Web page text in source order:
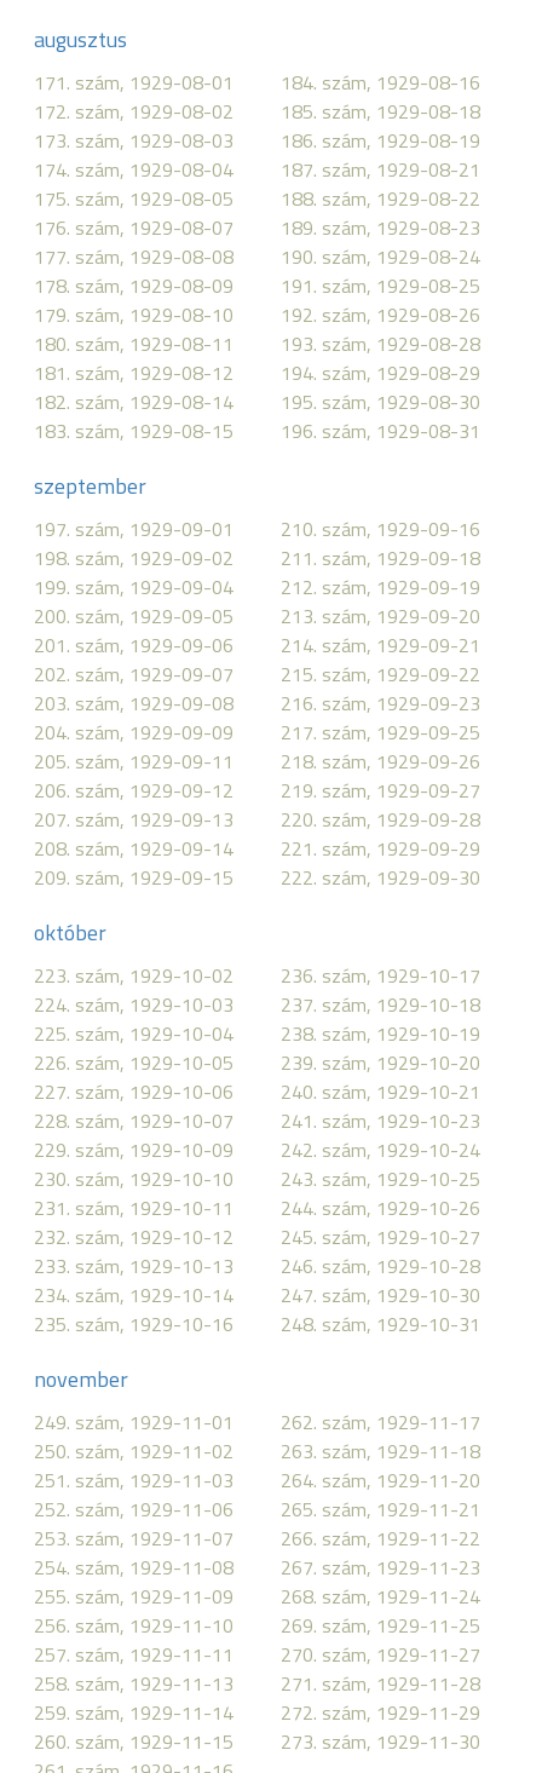
augusztus
171. szám, 1929-08-01
172. szám, 1929-08-02
173. szám, 1929-08-03
174. szám, 1929-08-04
175. szám, 1929-08-05
176. szám, 1929-08-07
177. szám, 1929-08-08
178. szám, 1929-08-09
179. szám, 1929-08-10
180. szám, 1929-08-11
181. szám, 1929-08-12
182. szám, 1929-08-14
183. szám, 1929-08-15
184. szám, 1929-08-16
185. szám, 1929-08-18
186. szám, 1929-08-19
187. szám, 1929-08-21
188. szám, 1929-08-22
189. szám, 1929-08-23
190. szám, 1929-08-24
191. szám, 1929-08-25
192. szám, 1929-08-26
193. szám, 1929-08-28
194. szám, 1929-08-29
195. szám, 1929-08-30
196. szám, 1929-08-31
szeptember
197. szám, 1929-09-01
198. szám, 1929-09-02
199. szám, 1929-09-04
200. szám, 1929-09-05
201. szám, 1929-09-06
202. szám, 1929-09-07
203. szám, 1929-09-08
204. szám, 1929-09-09
205. szám, 1929-09-11
206. szám, 1929-09-12
207. szám, 1929-09-13
208. szám, 1929-09-14
209. szám, 1929-09-15
210. szám, 1929-09-16
211. szám, 1929-09-18
212. szám, 1929-09-19
213. szám, 1929-09-20
214. szám, 1929-09-21
215. szám, 1929-09-22
216. szám, 1929-09-23
217. szám, 1929-09-25
218. szám, 1929-09-26
219. szám, 1929-09-27
220. szám, 1929-09-28
221. szám, 1929-09-29
222. szám, 1929-09-30
október
223. szám, 1929-10-02
224. szám, 1929-10-03
225. szám, 1929-10-04
226. szám, 1929-10-05
227. szám, 1929-10-06
228. szám, 1929-10-07
229. szám, 1929-10-09
230. szám, 1929-10-10
231. szám, 1929-10-11
232. szám, 1929-10-12
233. szám, 1929-10-13
234. szám, 1929-10-14
235. szám, 1929-10-16
236. szám, 1929-10-17
237. szám, 1929-10-18
238. szám, 1929-10-19
239. szám, 1929-10-20
240. szám, 1929-10-21
241. szám, 1929-10-23
242. szám, 1929-10-24
243. szám, 1929-10-25
244. szám, 1929-10-26
245. szám, 1929-10-27
246. szám, 1929-10-28
247. szám, 1929-10-30
248. szám, 1929-10-31
november
249. szám, 1929-11-01
250. szám, 1929-11-02
251. szám, 1929-11-03
252. szám, 1929-11-06
253. szám, 1929-11-07
254. szám, 1929-11-08
255. szám, 1929-11-09
256. szám, 1929-11-10
257. szám, 1929-11-11
258. szám, 1929-11-13
259. szám, 1929-11-14
260. szám, 1929-11-15
262. szám, 1929-11-17
263. szám, 1929-11-18
264. szám, 1929-11-20
265. szám, 1929-11-21
266. szám, 1929-11-22
267. szám, 1929-11-23
268. szám, 1929-11-24
269. szám, 1929-11-25
270. szám, 1929-11-27
271. szám, 1929-11-28
272. szám, 1929-11-29
273. szám, 1929-11-30